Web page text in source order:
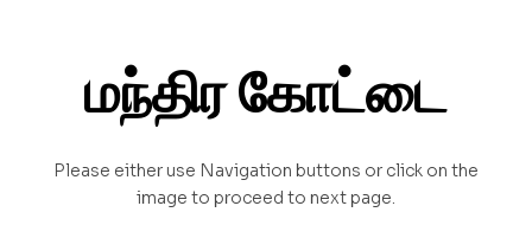
மந்திர கோட்டை
Please either use Navigation buttons or click on the
image to proceed to next page.